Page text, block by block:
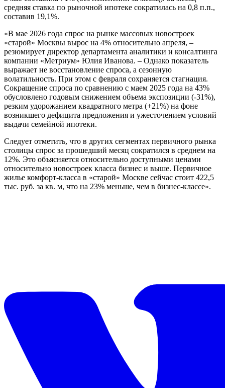
средняя ставка по рыночной ипотеке сократилась на 0,8 п.п.,
составив 19,1%.
«В мае 2026 года спрос на рынке массовых новостроек
«старой» Москвы вырос на 4% относительно апреля, –
резюмирует директор департамента аналитики и консалтинга
компании «Метриум» Юлия Иванова. – Однако показатель
выражает не восстановление спроса, а сезонную
волатильность. При этом с февраля сохраняется стагнация.
Сокращение спроса по сравнению с маем 2025 года на 43%
обусловлено годовым снижением объема экспозиции (-31%),
резким удорожанием квадратного метра (+21%) на фоне
возникшего дефицита предложения и ужесточением условий
выдачи семейной ипотеки.
Следует отметить, что в других сегментах первичного рынка
столицы спрос за прошедший месяц сократился в среднем на
12%. Это объясняется относительно доступными ценами
относительно новостроек класса бизнес и выше. Первичное
жилье комфорт-класса в «старой» Москве сейчас стоит 422,5
тыс. руб. за кв. м, что на 23% меньше, чем в бизнес-классе».